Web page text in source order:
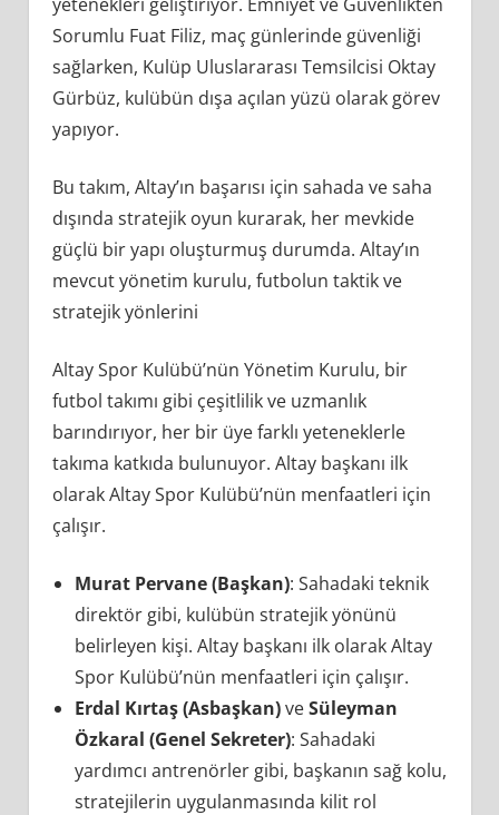
Sorumlu Fuat Filiz, maç günlerinde güvenliği
sağlarken, Kulüp Uluslararası Temsilcisi Oktay
Gürbüz, kulübün dışa açılan yüzü olarak görev
yapıyor.
Bu takım, Altay’ın başarısı için sahada ve saha
dışında stratejik oyun kurarak, her mevkide
güçlü bir yapı oluşturmuş durumda. Altay’ın
mevcut yönetim kurulu, futbolun taktik ve
stratejik yönlerini
Altay Spor Kulübü’nün Yönetim Kurulu, bir
futbol takımı gibi çeşitlilik ve uzmanlık
barındırıyor, her bir üye farklı yeteneklerle
takıma katkıda bulunuyor. Altay başkanı ilk
olarak Altay Spor Kulübü’nün menfaatleri için
çalışır.
Murat Pervane (Başkan): Sahadaki teknik
direktör gibi, kulübün stratejik yönünü
belirleyen kişi. Altay başkanı ilk olarak Altay
Spor Kulübü’nün menfaatleri için çalışır.
Erdal Kırtaş (Asbaşkan)veSüleyman
Özkaral (Genel Sekreter): Sahadaki
yardımcı antrenörler gibi, başkanın sağ kolu,
stratejilerin uygulanmasında kilit rol